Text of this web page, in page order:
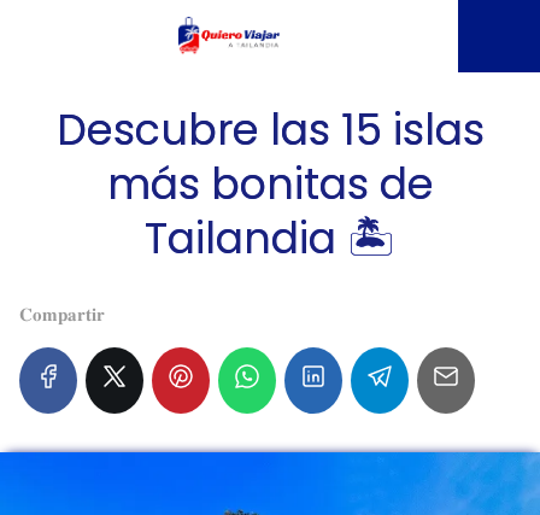
Descubre las 15 islas
más bonitas de
Tailandia 🏝️
𝐂𝐨𝐦𝐩𝐚𝐫𝐭𝐢𝐫